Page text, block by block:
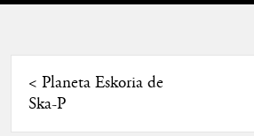
< Planeta Eskoria de
Ska-P